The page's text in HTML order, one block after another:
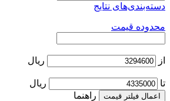
دسته‌بندی‌های نتایج
محدوده قیمت
از ریال
تا ریال
اعمال فیلتر قیمت
راهنما